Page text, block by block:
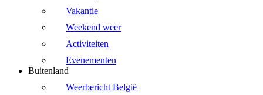
Vakantie
Weekend weer
Activiteiten
Evenementen
Buitenland
Weerbericht België